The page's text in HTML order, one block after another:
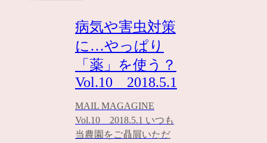
病気や害虫対策
に…やっぱり
「薬」を使う？
Vol.10 2018.5.1
MAIL MAGAGINE
Vol.10 2018.5.1 いつも
当農園をご贔屓いただ